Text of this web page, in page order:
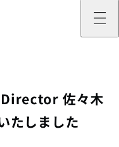
佐々木
たしました